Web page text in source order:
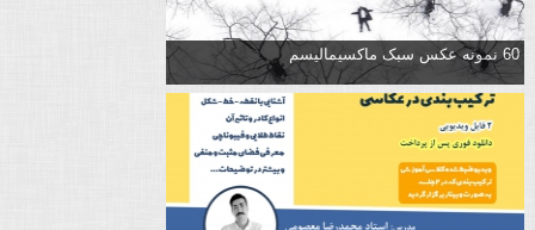
60 نمونه عکس سبک ماکسیمالیسم